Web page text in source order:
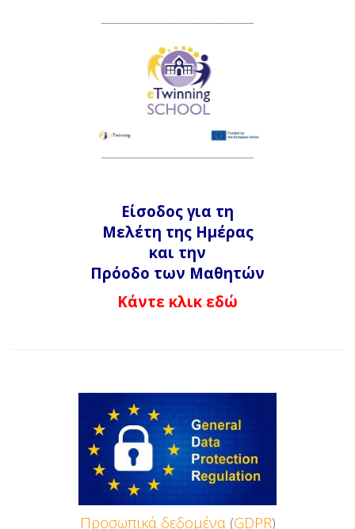
Είσοδος για τη
Μελέτη της Ημέρας
και την
Πρόοδο των Μαθητών
Κάντε κλικ εδώ
Προσωπικά δεδομένα (GDPR)